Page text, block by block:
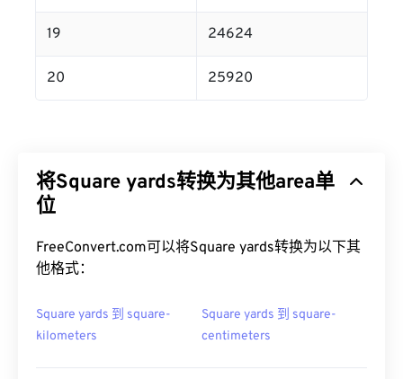
19 24624
20 25920
将Square yards转换为其他area单
位
FreeConvert.com可以将Square yards转换为以下其
他格式：
Square yards 到 square-
kilometers
Square yards 到 square-
centimeters